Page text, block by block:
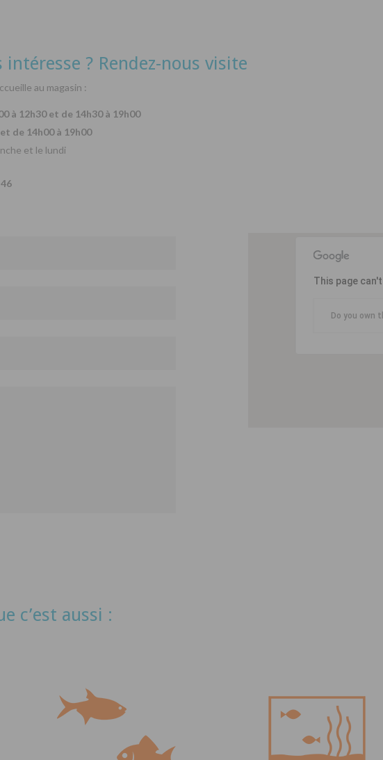
intéresse ? Rendez-nous visite
au magasin :
à 12h30 et de 14h30 à 19h00
de 14h00 à 19h00
et le lundi
This page
Do you own
c’est aussi :